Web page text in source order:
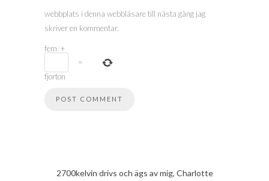
webbplats i denna webbläsare till nästa gång jag
skriver en kommentar.
fem +
=
fjorton
2700kelvin drivs och ägs av mig, Charlotte